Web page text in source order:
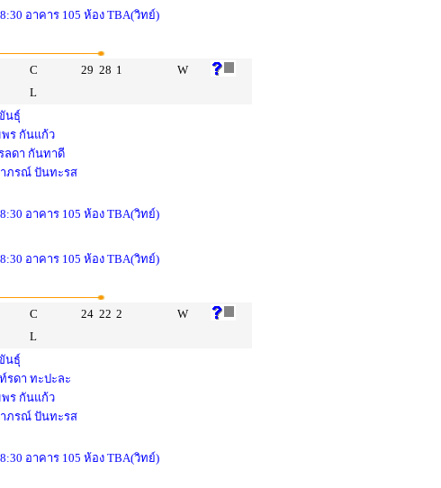
อาคาร 105 ห้อง TBA(วิทย์)
C 29 28 1
W
L
นธุ์
ร กันแก้ว
ลดา กันทาดี
าภรณ์ ปันทะรส
อาคาร 105 ห้อง TBA(วิทย์)
อาคาร 105 ห้อง TBA(วิทย์)
C 24 22 2
W
L
นธุ์
รดา ทะปะละ
ร กันแก้ว
าภรณ์ ปันทะรส
อาคาร 105 ห้อง TBA(วิทย์)